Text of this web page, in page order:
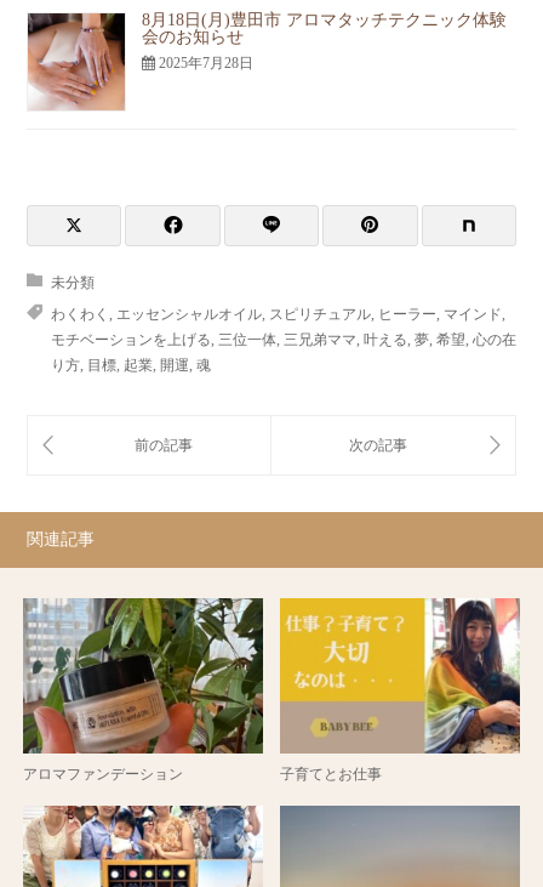
8月18日(月)豊田市 アロマタッチテクニック体験
会のお知らせ
2025年7月28日
未分類
わくわく
エッセンシャルオイル スピリチュアル ヒーラー マインド
モチベーションを上げる 三位一体 三兄弟ママ 叶える 夢 希望 心の在
り方 目標 起業 開運 魂
関連記事
アロマファンデーション 子育てとお仕事